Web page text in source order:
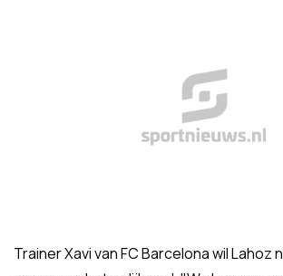
Trainer Xavi van FC Barcelona wil Lahoz